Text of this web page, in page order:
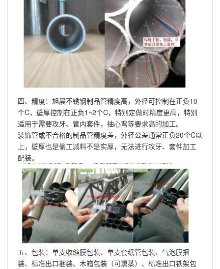
四、精度：旭晨不锈钢制品管精度高，外径可控制在正负10
个C，壁厚控制在正负1~2个C，特别定做时精度更高，特别
适用于需要攻牙、管内套件，抽心弯等要求高的加工。
装饰管或不合格的制品管精度差，外径公差通常正负20个C以
上，壁厚也是偷工减料不是实厚，无法进行攻牙、套件加工
配装。
五、包装：单支收缩膜包装、单支套纸管包装、气泡膜捆
装、标准出口捆装、木箱包装（可熏蒸）、标准出口铁架包